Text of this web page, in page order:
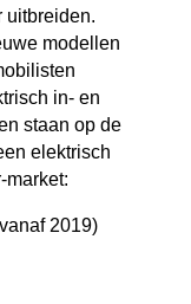
uitbreiden.
modellen
in- en
staan op de
elektrisch
market:
2019)